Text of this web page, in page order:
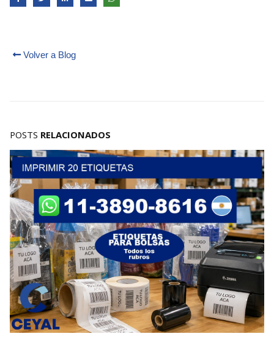
Volver a Blog
POSTS RELACIONADOS